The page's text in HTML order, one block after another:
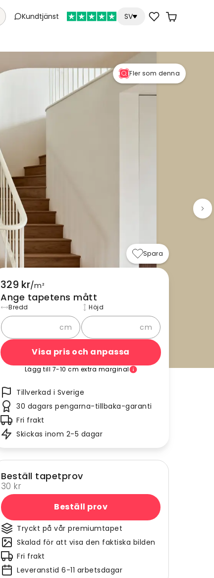
Kundtjänst SV
Fler som denna
Spara
329 kr/m²
Ange tapetens mått
Bredd
cm
Höjd
cm
Visa pris och anpassa
Lägg till 7-10 cm extra marginal
Tillverkad i Sverige
30 dagars pengarna-tillbaka-garanti
Fri frakt
Skickas inom 2-5 dagar
Beställ tapetprov
30 kr
Beställ prov
Tryckt på vår premiumtapet
Skalad för att visa den faktiska bilden
Fri frakt
Leveranstid 6-11 arbetsdagar